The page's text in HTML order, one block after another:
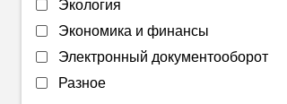
Экология
Экономика и финансы
Электронный документооборот
Разное